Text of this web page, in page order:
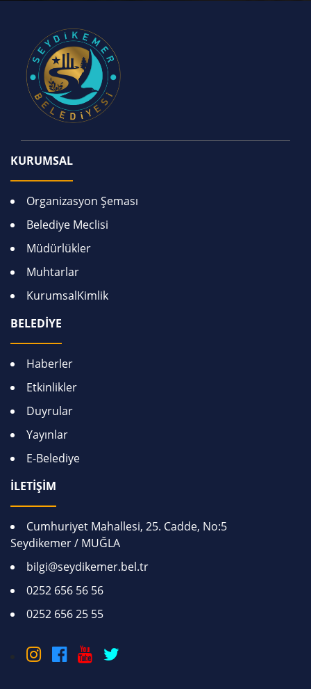
KURUMSAL
Organizasyon Şeması
Belediye Meclisi
Müdürlükler
Muhtarlar
KurumsalKimlik
BELEDİYE
Haberler
Etkinlikler
Duyrular
Yayınlar
E-Belediye
İLETİŞİM
Cumhuriyet Mahallesi, 25. Cadde, No:5
Seydikemer / MUĞLA
bilgi@seydikemer.bel.tr
0252 656 56 56
0252 656 25 55